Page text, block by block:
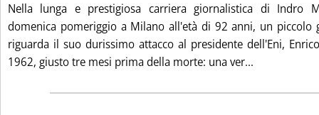
Nella lunga e prestigiosa carriera giornalistica di Indro
domenica pomeriggio a Milano all'età di 92 anni, un piccolo
riguarda il suo durissimo attacco al presidente dell'Eni,
1962, giusto tre mesi prima della morte: una ver...